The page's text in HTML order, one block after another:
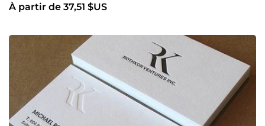
À partir de 37,51 $US